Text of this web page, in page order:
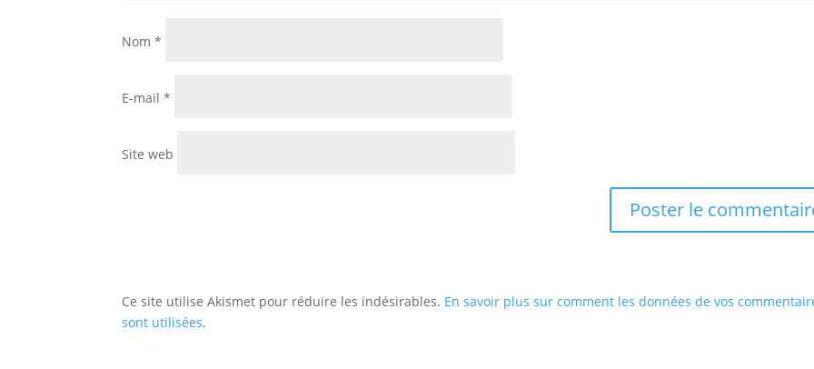
Nom*
E-mail*
Site web
Ce site utilise Akismet pour réduire les indésirables. En savoir plus sur comment les données de vos
sont utilisées.